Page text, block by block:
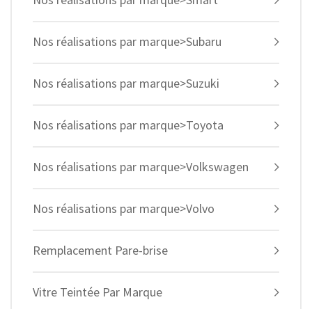
Nos réalisations par marque>Subaru
Nos réalisations par marque>Suzuki
Nos réalisations par marque>Toyota
Nos réalisations par marque>Volkswagen
Nos réalisations par marque>Volvo
Remplacement Pare-brise
Vitre Teintée Par Marque